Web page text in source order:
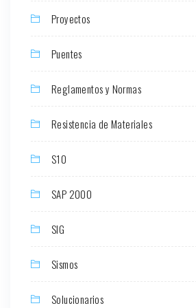
Proyectos
Puentes
Reglamentos y Normas
Resistencia de Materiales
S10
SAP 2000
SIG
Sismos
Solucionarios